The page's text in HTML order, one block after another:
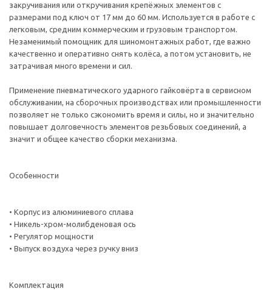
закручивания или откручивания крепёжных элементов с
размерами под ключ от 17 мм до 60 мм. Используется в работе с
легковым, средним коммерческим и грузовым транспортом.
Незаменимый помощник для шиномонтажных работ, где важно
качественно и оперативно снять колёса, а потом установить, не
затрачивая много времени и сил.
Применение пневматического ударного гайковёрта в сервисном
обслуживании, на сборочных производствах или промышленности
позволяет не только сэкономить время и силы, но и значительно
повышает долговечность элементов резьбовых соединений, а
значит и общее качество сборки механизма.
Особенности
• Корпус из алюминиевого сплава
• Никель-хром-молибденовая ось
• Регулятор мощности
• Выпуск воздуха через ручку вниз
Комплектация